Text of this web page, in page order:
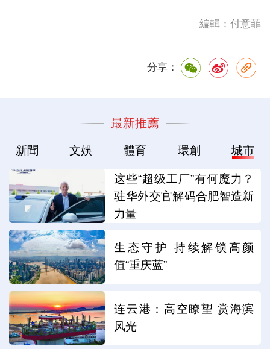
編輯：付意菲
分享：
最新推薦
新聞 文娛 體育 環創 城市
这些“超级工厂”有何魔力？
驻华外交官解码合肥智造新
力量
生态守护 持续解锁高颜
值“重庆蓝”
连云港：高空瞭望 赏海滨
风光